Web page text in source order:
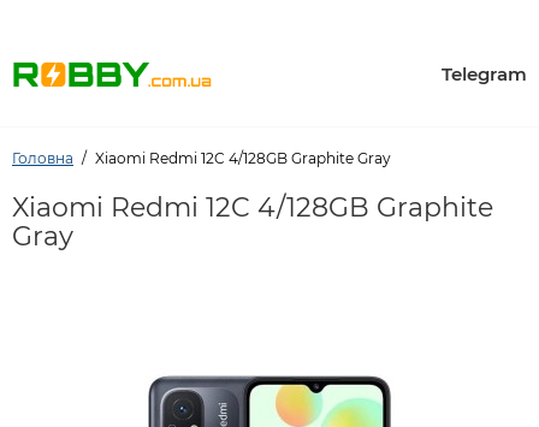
Telegram
Головна Xiaomi Redmi 12C 4/128GB Graphite Gray
Xiaomi Redmi 12C 4/128GB Graphite
Gray